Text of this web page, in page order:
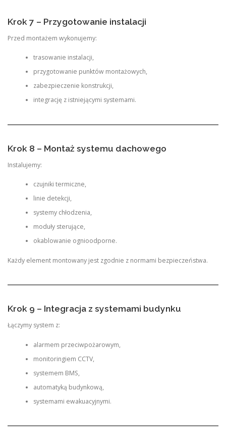
Krok 7 – Przygotowanie instalacji
Przed montażem wykonujemy:
trasowanie instalacji,
przygotowanie punktów montażowych,
zabezpieczenie konstrukcji,
integrację z istniejącymi systemami.
Krok 8 – Montaż systemu dachowego
Instalujemy:
czujniki termiczne,
linie detekcji,
systemy chłodzenia,
moduły sterujące,
okablowanie ognioodporne.
Każdy element montowany jest zgodnie z normami bezpieczeństwa.
Krok 9 – Integracja z systemami budynku
Łączymy system z:
alarmem przeciwpożarowym,
monitoringiem CCTV,
systemem BMS,
automatyką budynkową,
systemami ewakuacyjnymi.